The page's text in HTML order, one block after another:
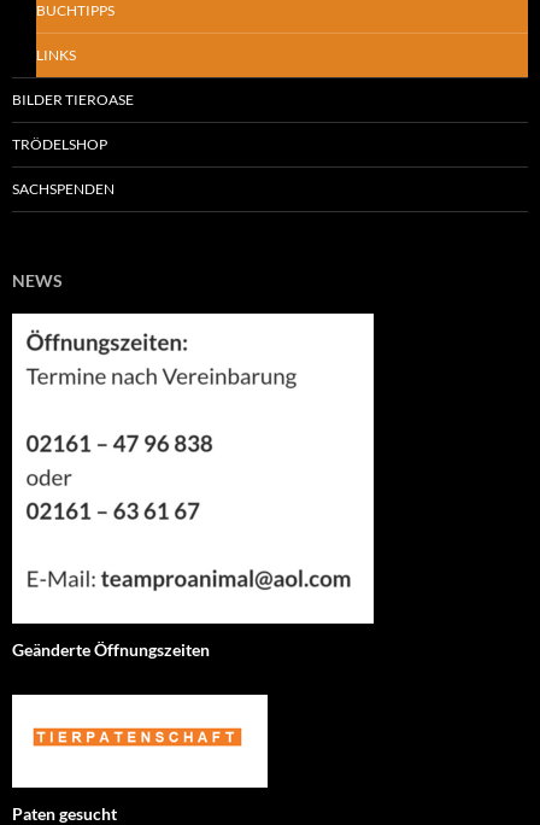
BUCHTIPPS
LINKS
BILDER TIEROASE
TRÖDELSHOP
SACHSPENDEN
NEWS
Geänderte Öffnungszeiten
Paten gesucht